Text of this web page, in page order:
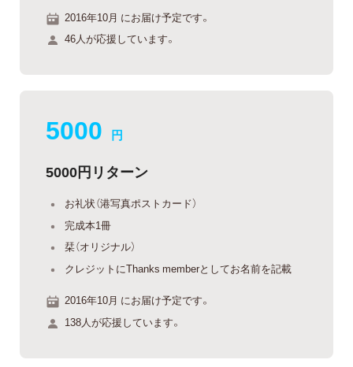
2016年10月 にお届け予定です。
46人が応援しています。
5000 円
5000円リターン
お礼状（港写真ポストカード）
完成本1冊
栞（オリジナル）
クレジットにThanks memberとしてお名前を記載
2016年10月 にお届け予定です。
138人が応援しています。